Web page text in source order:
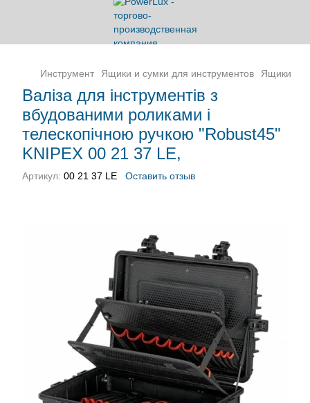
Инструмент Ящики и сумки для инструментов Ящики
Валіза для інструментів з
вбудованими роликами і
телескопічною ручкою "Robust45"
KNIPEX 00 21 37 LE,
Артикул: 00 21 37 LE Оставить отзыв